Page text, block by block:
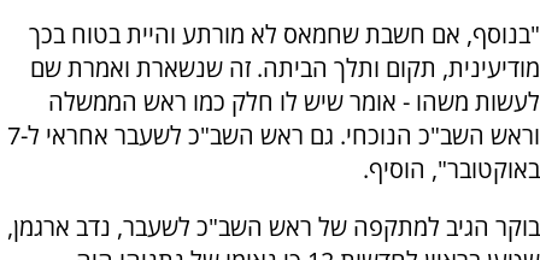
"בנוסף, אם חשבת שחמאס לא מורתע והיית בטוח בכך
מודיעינית, תקום ותלך הביתה. זה שנשארת ואמרת שם
לעשות משהו - אומר שיש לו חלק כמו ראש הממשלה
וראש השב"כ הנוכחי. גם ראש השב"כ לשעבר אחראי ל-7
באוקטובר", הוסיף.
בוקר הגיב למתקפה של ראש השב"כ לשעבר, נדב ארגמן,